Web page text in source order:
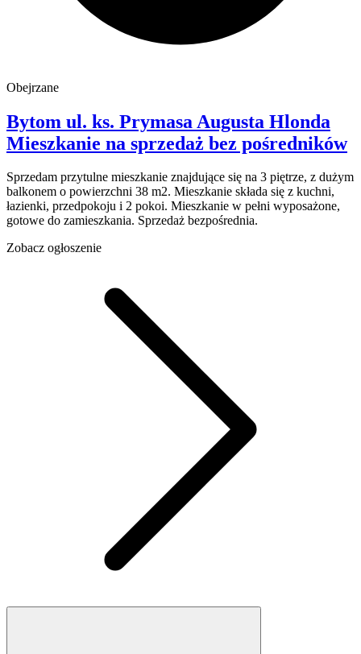
Obejrzane
Bytom ul. ks. Prymasa Augusta Hlonda
Mieszkanie na sprzedaż bez pośredników
Sprzedam przytulne mieszkanie znajdujące się na 3 piętrze, z dużym
balkonem o powierzchni 38 m2. Mieszkanie składa się z kuchni,
łazienki, przedpokoju i 2 pokoi. Mieszkanie w pełni wyposażone,
gotowe do zamieszkania. Sprzedaż bezpośrednia.
Zobacz ogłoszenie